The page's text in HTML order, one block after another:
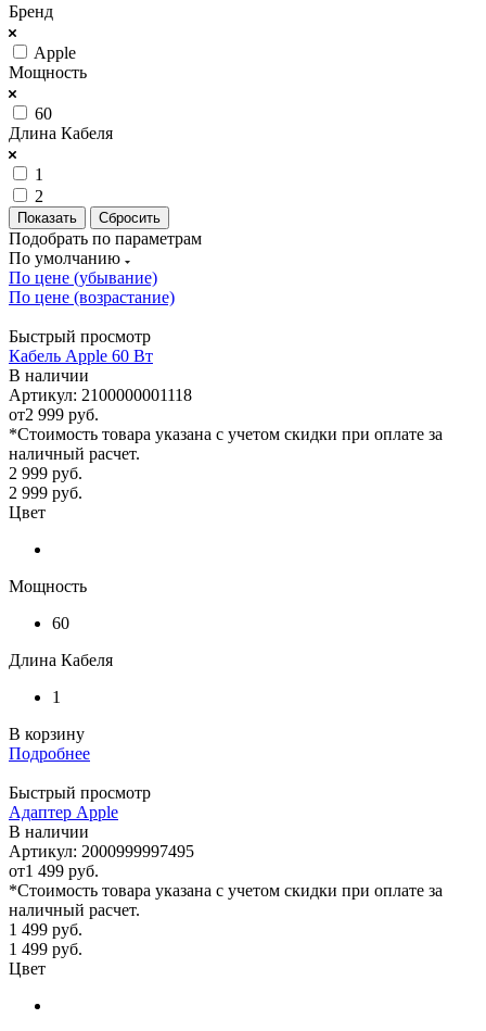
Бренд
Apple
Мощность
60
Длина Кабеля
1
2
Сбросить
Подобрать по параметрам
По умолчанию
По цене (убывание)
По цене (возрастание)
Быстрый просмотр
Кабель Apple 60 Вт
В наличии
Артикул: 2100000001118
от2 999 руб.
*Стоимость товара указана с учетом скидки при оплате за
наличный расчет.
2 999 руб.
2 999 руб.
Цвет
Мощность
60
Длина Кабеля
1
В корзину
Подробнее
Быстрый просмотр
Адаптер Apple
В наличии
Артикул: 2000999997495
от1 499 руб.
*Стоимость товара указана с учетом скидки при оплате за
наличный расчет.
1 499 руб.
1 499 руб.
Цвет